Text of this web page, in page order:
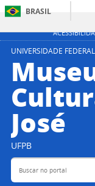
BRASIL
UNIVERSIDADE
José
UFPB
Buscar no portal